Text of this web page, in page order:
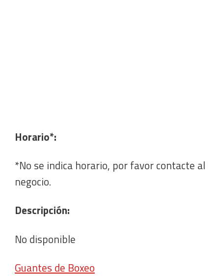
Horario*:
*No se indica horario, por favor contacte al
negocio.
Descripción:
No disponible
Guantes de Boxeo